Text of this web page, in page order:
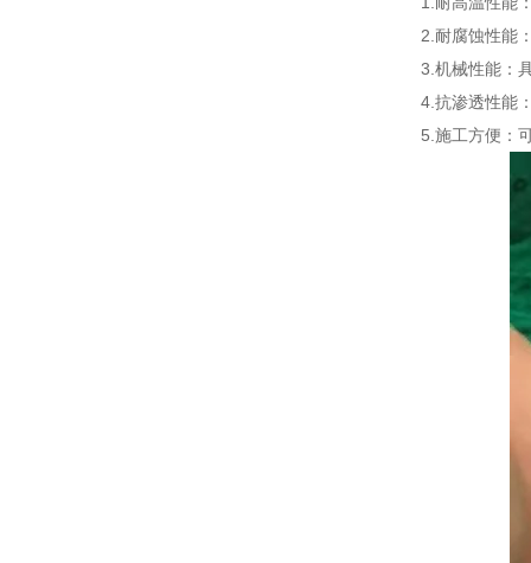
2.耐腐蚀性能
3.机械性能：
4.抗渗透性能
5.施工方便：